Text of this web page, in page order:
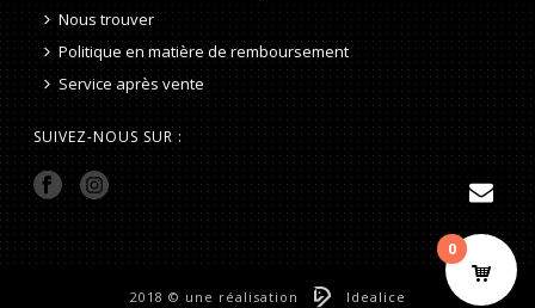
Nous trouver
Politique en matière de remboursement
Service après vente
SUIVEZ-NOUS SUR :
2018 © une réalisation Idealice
0